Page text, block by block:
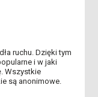
DARMO W
WS. ZŁOŻENIA
ruchu. Dzięki tym
i w jaki
Wszystkie
są anonimowe.